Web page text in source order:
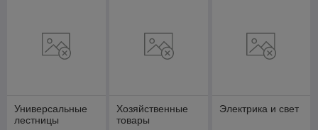
Универсальные
лестницы
Хозяйственные
товары
Электрика и свет